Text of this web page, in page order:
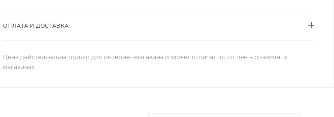
ОПЛАТА И ДОСТАВКА
Цена действительна только для интернет-магазина и может отличаться от цен в розничных
магазинах